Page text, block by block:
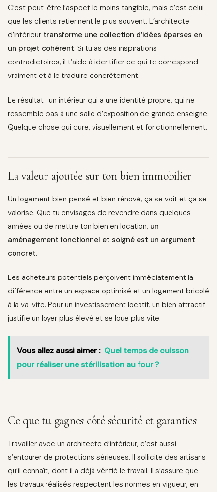
C’est peut-être l’aspect le moins tangible, mais c’est celui
que les clients retiennent le plus souvent. L’architecte
d’intérieur transforme une collection d’idées éparses en
un projet cohérent. Si tu as des inspirations
contradictoires, il t’aide à identifier ce qui te correspond
vraiment et à le traduire concrètement.
Le résultat : un intérieur qui a une identité propre, qui ne
ressemble pas à une salle d’exposition de grande enseigne.
Quelque chose qui dure, visuellement et fonctionnellement.
La valeur ajoutée sur ton bien immobilier
Un logement bien pensé et bien rénové, ça se voit et ça se
valorise. Que tu envisages de revendre dans quelques
années ou de mettre ton bien en location, un
aménagement fonctionnel et soigné est un argument
concret.
Les acheteurs potentiels perçoivent immédiatement la
différence entre un espace optimisé et un logement bricolé
à la va-vite. Pour un investissement locatif, un bien attractif
justifie un loyer plus élevé et se loue plus vite.
Vous allez aussi aimer : Quel temps de cuisson
pour réaliser une stérilisation au four ?
Ce que tu gagnes côté sécurité et garanties
Travailler avec un architecte d’intérieur, c’est aussi
s’entourer de protections sérieuses. Il sollicite des artisans
qu’il connaît, dont il a déjà vérifié le travail. Il s’assure que
les travaux réalisés respectent les normes en vigueur, en